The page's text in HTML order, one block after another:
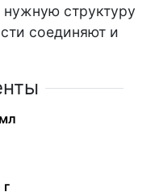
структуру
соединяют и
г